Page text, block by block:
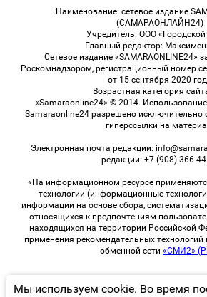
Наименование: сетевое издание
(САМАРАОНЛАЙН24)
Учредитель: ООО «Городской
Главный редактор:
Сетевое издание «SAMARAONLINE24»
Роскомнадзором, регистрационный номер
от 15 сентября 2020
Возрастная категория
«Samaraonline24» © 2014.
Samaraonline24 разрешено исключительно
гиперссылки на
Электронная почта редакции:
редакции: +7 (908) 366-
«На информационном ресурсе
технологии (информационные
информации на основе сбора,
относящихся к предпочтениям
находящихся на территории Российской
применения рекомендательных
обменной сети «СМИ2»
Мы используем cookie. Во время